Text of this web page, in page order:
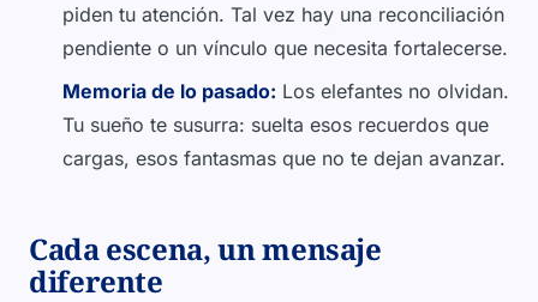
piden tu atención. Tal vez hay una reconciliación
pendiente o un vínculo que necesita fortalecerse.
Memoria de lo pasado: Los elefantes no olvidan.
Tu sueño te susurra: suelta esos recuerdos que
cargas, esos fantasmas que no te dejan avanzar.
Cada escena, un mensaje
diferente